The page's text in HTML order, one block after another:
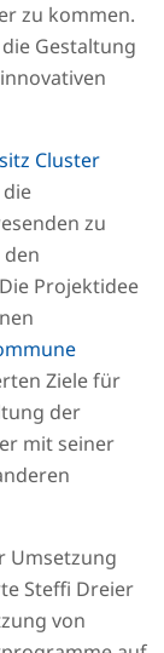
zu kommen.
Gestaltung
Cluster
zu
Projektidee
Ziele für
der
mit seiner
Umsetzung
Steffi Dreier
von